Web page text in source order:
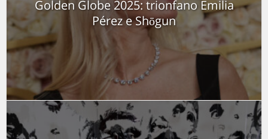
Golden Globe 2025: trionfano Emilia
Pérez e Shōgun